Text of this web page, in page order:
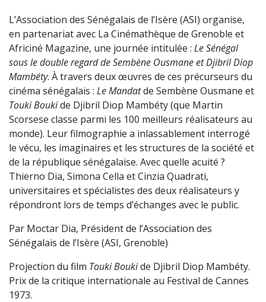
L’Association des Sénégalais de l’Isère (ASI) organise,
en partenariat avec La Cinémathèque de Grenoble et
Africiné Magazine, une journée intitulée : Le Sénégal
sous le double regard deSembène Ousmane et DjibrilDiop
Mambéty. À travers deux œuvres de ces précurseurs du
cinéma sénégalais : Le Mandatde Sembène Ousmane et
Touki Boukide Djibril Diop Mambéty (que Martin
Scorsese classe parmi les 100 meilleurs réalisateurs au
monde). Leur filmographie a inlassablement interrogé
le vécu, les imaginaires et les structures de la société et
de la république sénégalaise. Avec quelle acuité ?
Thierno Dia, Simona Cella et Cinzia Quadrati,
universitaires et spécialistes des deux réalisateurs y
répondront lors de temps d’échanges avec le public.
Par Moctar Dia, Président de l’Association des
Sénégalais de l’Isère (ASI, Grenoble)
Projection du film Touki Boukide Djibril Diop Mambéty.
Prix de la critique internationale au Festival de Cannes
1973.